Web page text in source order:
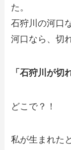
た。
石狩川の河口
河口なら、切
「石狩川が切
どこで？！
私が生まれた